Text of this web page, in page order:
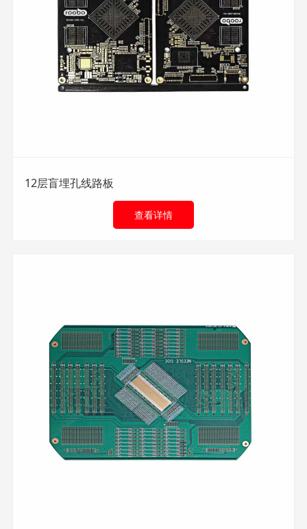
12层盲埋孔线路板
查看详情